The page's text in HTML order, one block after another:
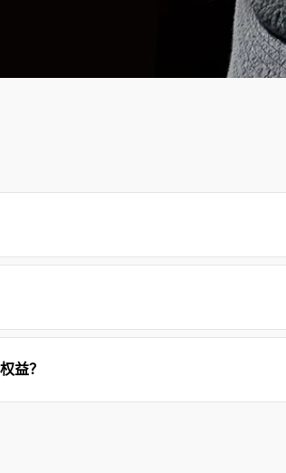
益？